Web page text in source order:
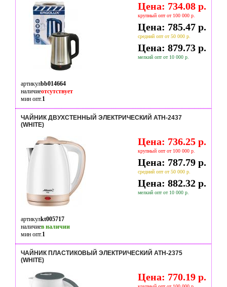
Цена: 734.08 р.
крупный опт от 100 000 р.
Цена: 785.47 р.
средний опт от 50 000 р.
Цена: 879.73 р.
мелкий опт от 10 000 р.
артикулbb014664
наличиеотсутствует
мин опт.1
ЧАЙНИК ДВУХСТЕННЫЙ ЭЛЕКТРИЧЕСКИЙ ATH-2437
(WHITE)
Цена: 736.25 р.
крупный опт от 100 000 р.
Цена: 787.79 р.
средний опт от 50 000 р.
Цена: 882.32 р.
мелкий опт от 10 000 р.
артикулkt005717
наличиев наличии
мин опт.1
ЧАЙНИК ПЛАСТИКОВЫЙ ЭЛЕКТРИЧЕСКИЙ ATH-2375
(WHITE)
Цена: 770.19 р.